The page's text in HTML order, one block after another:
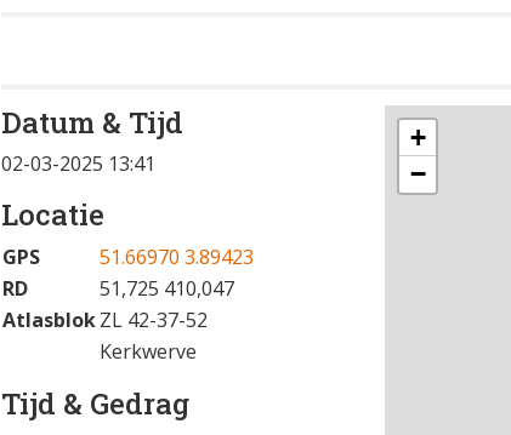
Datum & Tijd
02-03-2025 13:41
Locatie
GPS
51.66970 3.89423
RD
51,725 410,047
AtlasblokZL 42-37-52
Kerkwerve
Tijd & Gedrag
+
−